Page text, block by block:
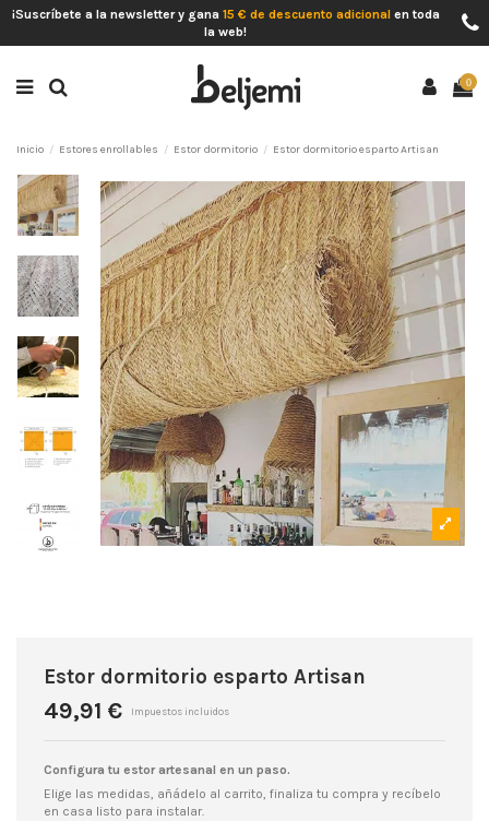
¡Suscríbete a la newsletter y gana 15 € de descuento adicional en toda
la web!
0
Inicio Estores enrollables Estor dormitorio Estor dormitorio esparto Artisan
Estor dormitorio esparto Artisan
49,91 € Impuestos incluidos
Configura tu estor artesanal en un paso.
Elige las medidas, añádelo al carrito, finaliza tu compra y recíbelo
en casa listo para instalar.